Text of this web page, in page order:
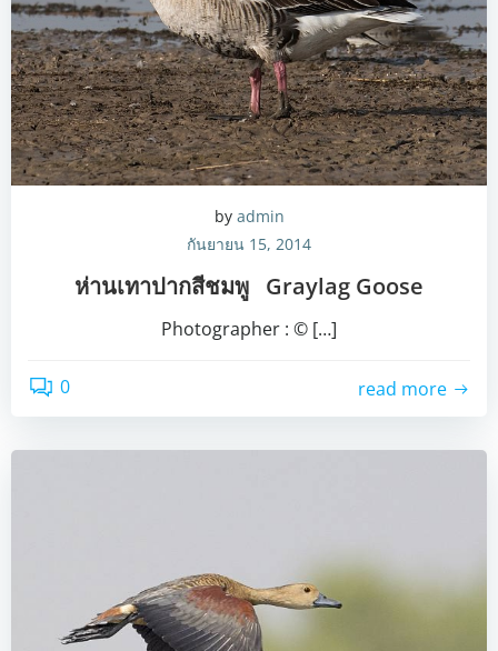
by admin
กันยายน 15, 2014
ห่านเทาปากสีชมพู Graylag Goose
Photographer : © […]
0 read more